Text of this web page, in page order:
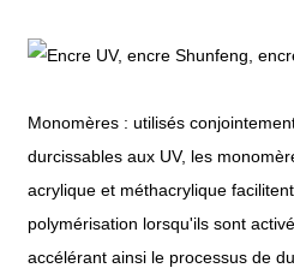
Monomères : utilisés
durcissables aux UV, les
acrylique et méthacrylique
polymérisation lorsqu'ils sont
accélérant ainsi le processus de